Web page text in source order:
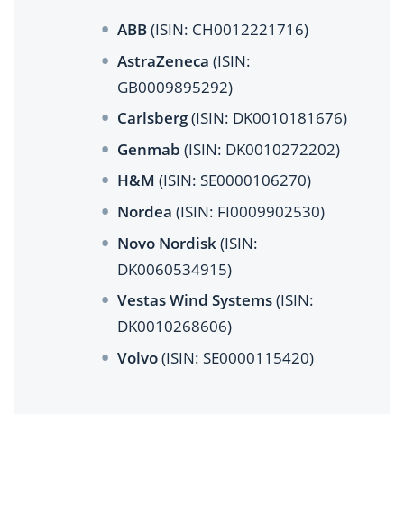
ABB(ISIN: CH0012221716)
AstraZeneca (ISIN:
GB0009895292)
Carlsberg(ISIN: DK0010181676)
Genmab (ISIN: DK0010272202)
H&M (ISIN: SE0000106270)
Nordea (ISIN: FI0009902530)
Novo Nordisk (ISIN:
DK0060534915)
Vestas Wind Systems(ISIN:
DK0010268606)
Volvo(ISIN: SE0000115420)